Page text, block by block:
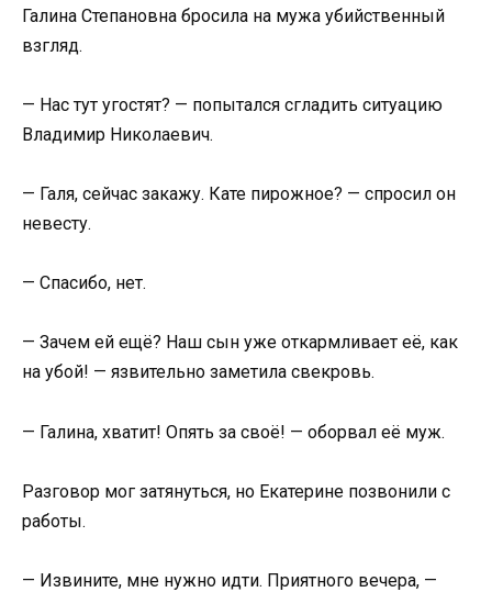
Галина Степановна бросила на мужа убийственный
взгляд.
— Нас тут угостят? — попытался сгладить ситуацию
Владимир Николаевич.
— Галя, сейчас закажу. Кате пирожное? — спросил он
невесту.
— Спасибо, нет.
— Зачем ей ещё? Наш сын уже откармливает её, как
на убой! — язвительно заметила свекровь.
— Галина, хватит! Опять за своё! — оборвал её муж.
Разговор мог затянуться, но Екатерине позвонили с
работы.
— Извините, мне нужно идти. Приятного вечера, —